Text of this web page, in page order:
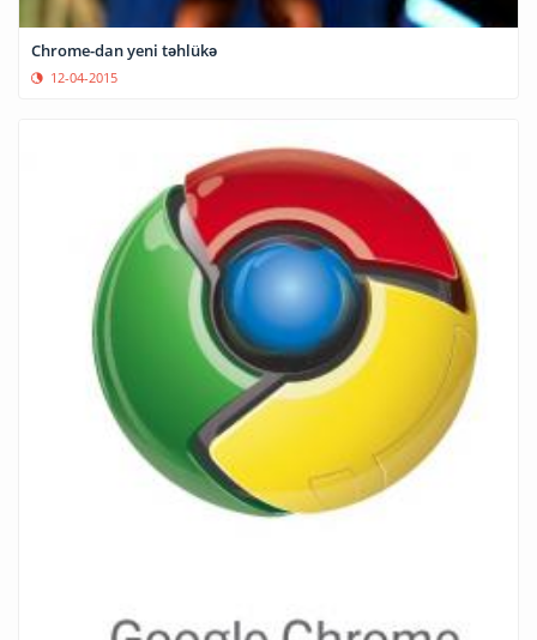
Chrome-dan yeni təhlükə
12-04-2015